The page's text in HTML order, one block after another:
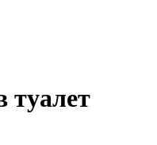
туалет